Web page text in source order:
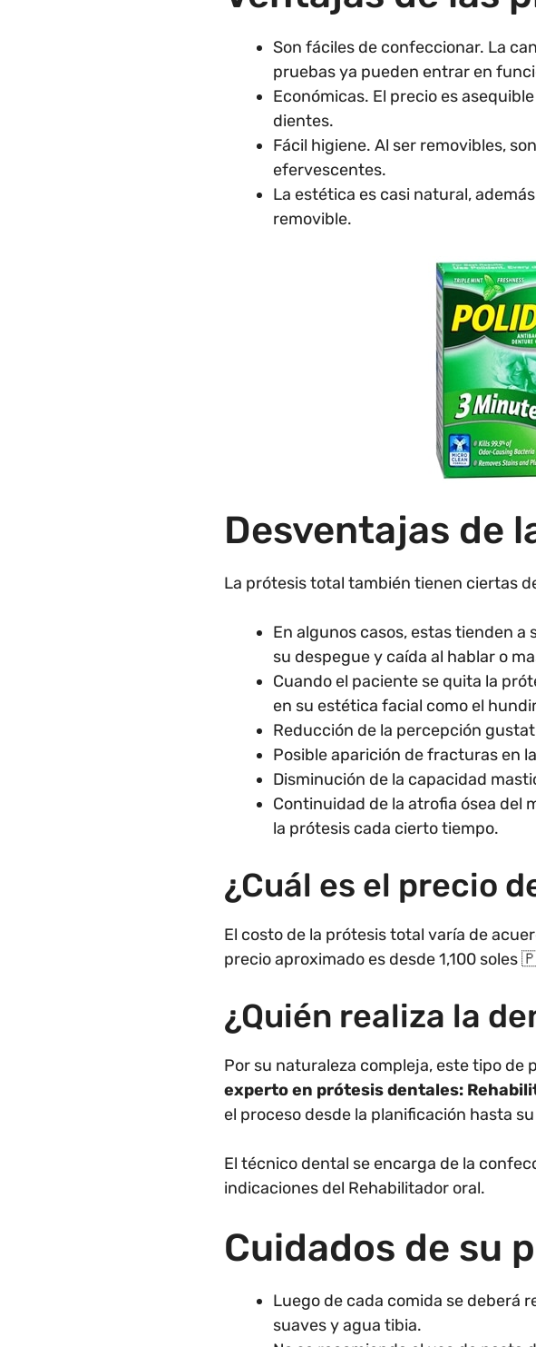
Son fáciles de confeccionar. La
pruebas ya pueden entrar en
Económicas. El precio es
dientes.
Fácil higiene. Al ser removibles,
efervescentes.
La estética es casi natural,
removible.
Desventajas de
La prótesis total también tienen ciertas
En algunos casos, estas tienden
su despegue y caída al hablar o
Cuando el paciente se quita la
en su estética facial como el
Reducción de la percepción
Posible aparición de fracturas en
Disminución de la capacidad
Continuidad de la atrofia ósea del
la prótesis cada cierto tiempo.
¿Cuál es el precio
El costo de la prótesis total varía de
precio aproximado es desde 1,100
¿Quién realiza la
Por su naturaleza compleja, este tipo de
experto en prótesis dentales:
el proceso desde la planificación hasta
El técnico dental se encarga de la
indicaciones del Rehabilitador oral.
Cuidados de su
Luego de cada comida se deberá
suaves y agua tibia.